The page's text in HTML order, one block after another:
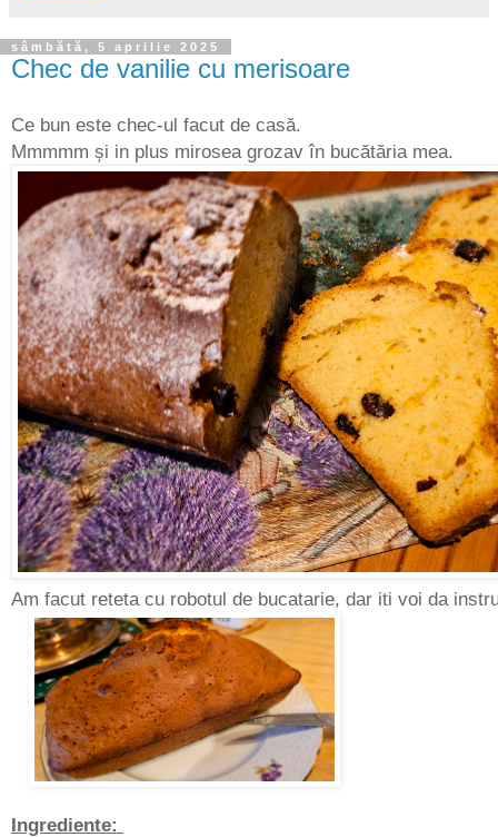
sâmbătă, 5 aprilie 2025
Chec de vanilie cu merisoare
Ce bun este chec-ul facut de casă.
Mmmmm și in plus mirosea grozav în bucătăria mea.
Am facut reteta cu robotul de bucatarie, dar iti voi da
Ingrediente: